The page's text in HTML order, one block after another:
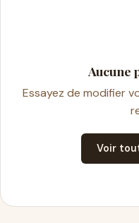
Aucune
Essayez de modifier
Voir